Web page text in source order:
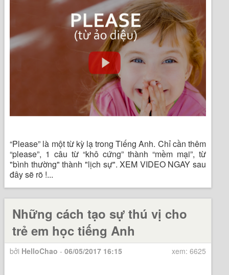
“Please” là một từ kỳ lạ trong Tiếng Anh. Chỉ cần thêm
“please”, 1 câu từ “khô cứng” thành “mềm mại”, từ
"bình thường" thành "lịch sự". XEM VIDEO NGAY sau
đây sẽ rõ !...
Những cách tạo sự thú vị cho
trẻ em học tiếng Anh
bởi HelloChao -06/05/2017 16:15 xem: 6625